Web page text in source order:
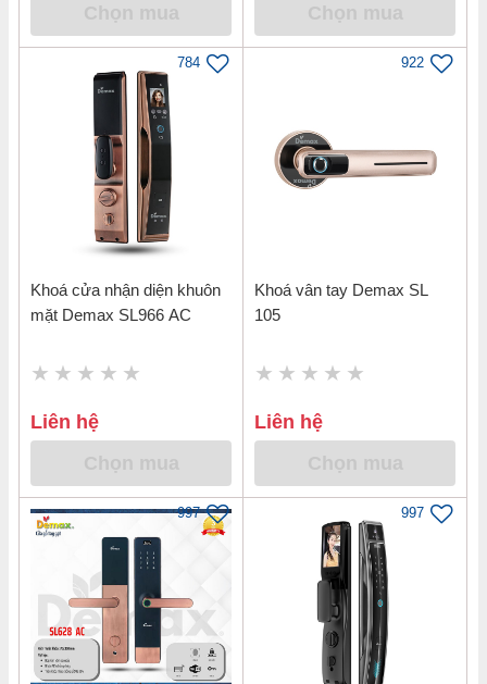
784
Khoá cửa nhận diện khuôn
mặt Demax SL966 AC
Liên hệ
922
Khoá vân tay Demax SL
105
Liên hệ
997 997